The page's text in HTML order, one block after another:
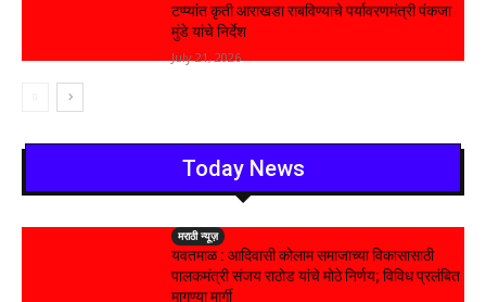
टप्प्यांत कृती आराखडा राबविण्याचे पर्यावरणमंत्री पंकजा
मुंडे यांचे निर्देश
July 21, 2026
Today News
मराठी न्यूज़
यवतमाळ : आदिवासी कोलाम समाजाच्या विकासासाठी
पालकमंत्री संजय राठोड यांचे मोठे निर्णय; विविध प्रलंबित
मागण्या मार्गी